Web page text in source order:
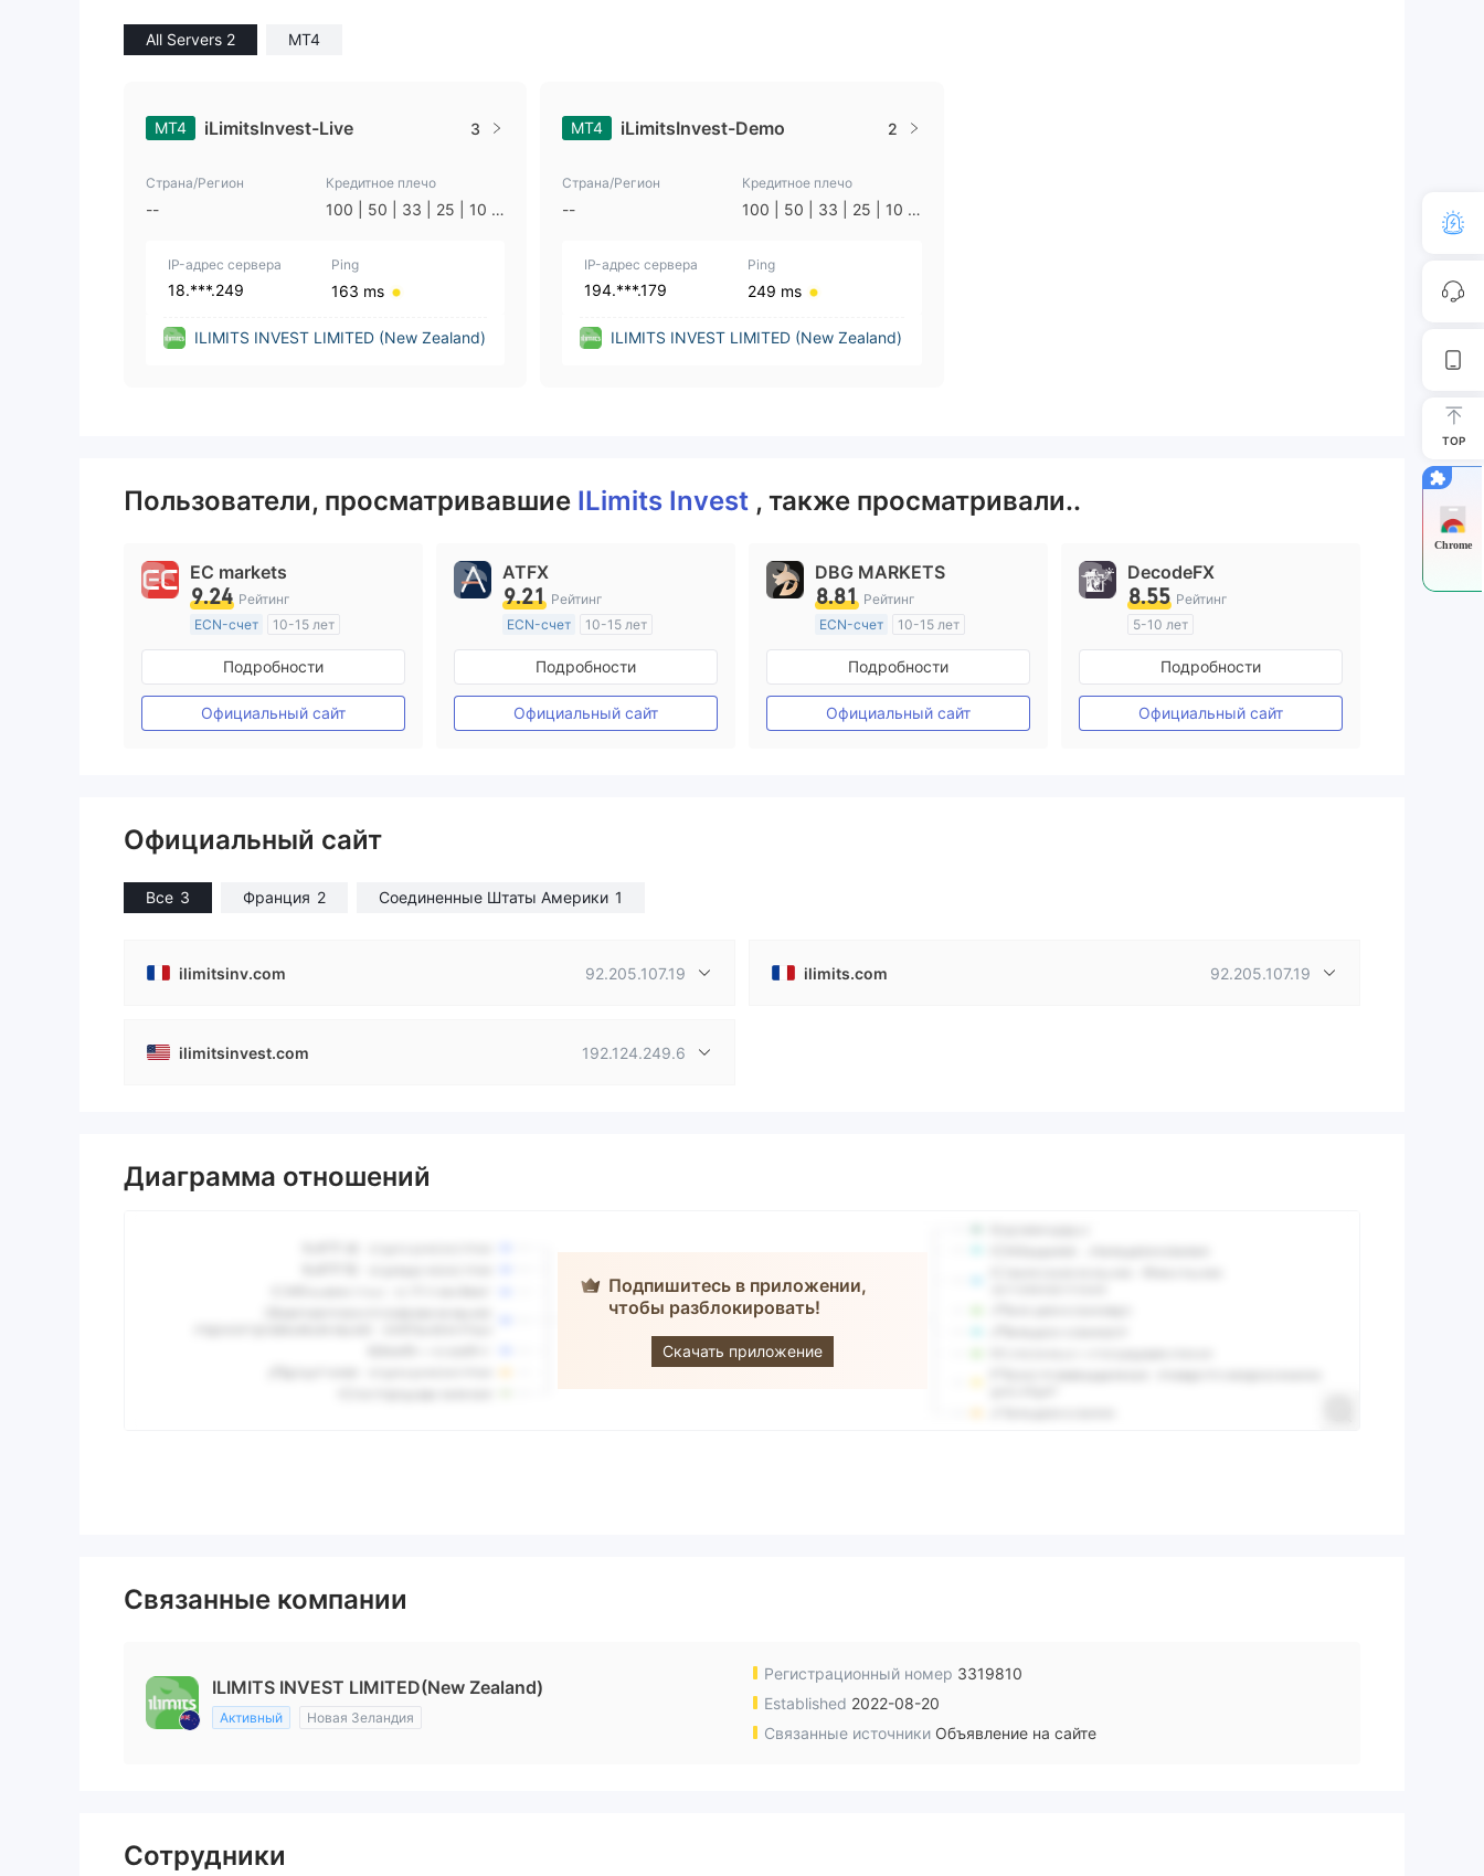
All Servers 2 MT4
MT4 iLimitsInvest-Live 3
Страна/Регион
--
Кредитное плечо
100 | 50 | 33 | 25 | 10 |
IP-адрес сервера
18.***.249
Ping
163 ms
ILIMITS INVEST LIMITED (New Zealand)
MT4 iLimitsInvest-Demo 2
Страна/Регион
--
Кредитное плечо
100 | 50 | 33 | 25 | 10 |
IP-адрес сервера
194.***.179
Ping
249 ms
ILIMITS INVEST LIMITED (New Zealand)
Пользователи, просматривавшие ILimits Invest , также просматривали..
EC markets
9.24 Рейтинг
ECN-счет
10-15 лет
Регулирование в Австралия
Маркет-Мейкинг (MM)
Основной стандарт MT4
Подробности
Официальный сайт
ATFX
9.21 Рейтинг
ECN-счет
10-15 лет
Регулирование в Австралия
Маркет-Мейкинг (MM)
Основной стандарт MT4
Подробности
Официальный сайт
DBG MARKETS
8.81 Рейтинг
ECN-счет
10-15 лет
Регулирование в Австралия
Маркет-Мейкинг (MM)
Основной стандарт MT4
Подробности
Официальный сайт
DecodeFX
8.55 Рейтинг
5-10 лет
Регулирование в Австралия
Маркет-Мейкинг (MM)
Основной стандарт MT4
Подробности
Официальный сайт
Официальный сайт
Все 3 Франция 2 Соединенные Штаты Америки 1
ilimitsinv.com 92.205.107.19 ilimits.com 92.205.107.19
ilimitsinvest.com 192.124.249.6
Диаграмма отношений
Подпишитесь в приложении,
чтобы разблокировать!
Скачать приложение
ILimits Invest
Связанные компании
ILIMITS INVEST LIMITED(New Zealand)
Активный Новая Зеландия
Регистрационный номер 3319810
Established 2022-08-20
Связанные источники Объявление на сайте
Сотрудники
TOP
Chrome